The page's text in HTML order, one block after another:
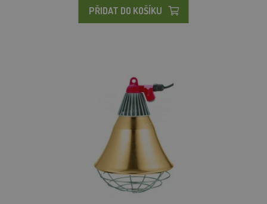
PŘIDAT DO KOŠÍKU